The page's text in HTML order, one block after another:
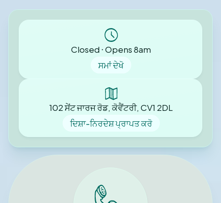
Closed ⋅ Opens 8am
ਸਮਾਂ ਦੇਖੋ
102 ਸੇਂਟ ਜਾਰਜ ਰੋਡ, ਕੋਵੈਂਟਰੀ, CV1 2DL
ਦਿਸ਼ਾ-ਨਿਰਦੇਸ਼ ਪ੍ਰਾਪਤ ਕਰੋ